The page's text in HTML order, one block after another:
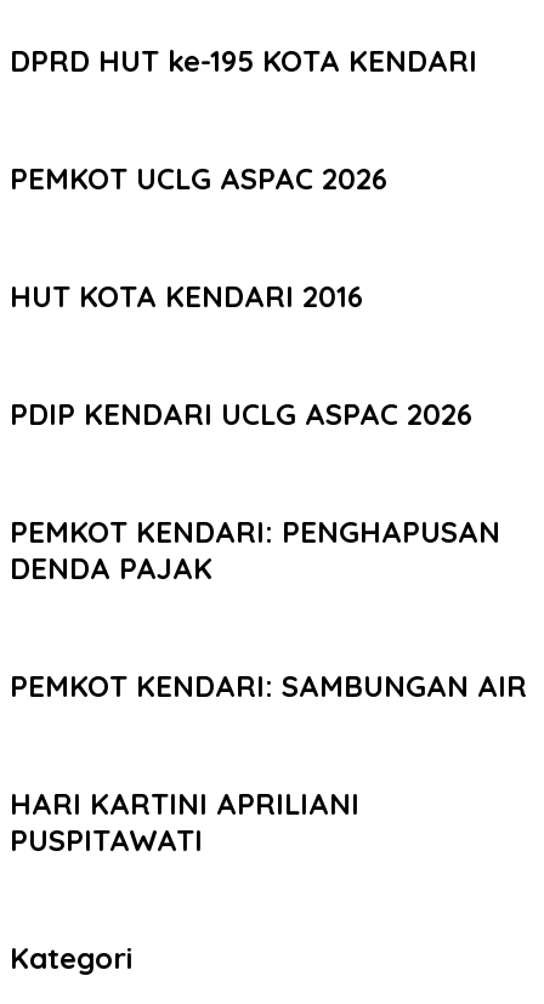
DPRD HUT ke-195 KOTA KENDARI
PEMKOT UCLG ASPAC 2026
HUT KOTA KENDARI 2016
PDIP KENDARI UCLG ASPAC 2026
PEMKOT KENDARI: PENGHAPUSAN
DENDA PAJAK
PEMKOT KENDARI: SAMBUNGAN AIR
HARI KARTINI APRILIANI
PUSPITAWATI
Kategori